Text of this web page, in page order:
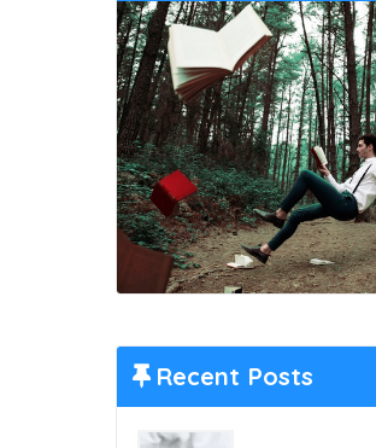
Recent Posts